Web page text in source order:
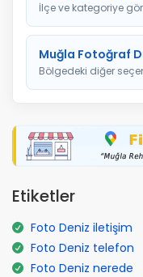
İlçe ve kategoriye
Muğla Fotoğraf
Bölgedeki diğer
Etiketler
Foto Deniz iletişim
Foto Deniz telefon
Foto Deniz nerede